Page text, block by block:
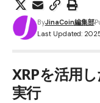
Last Updated: 2025
ByJinaCoin編集部
XRPを活用
実行